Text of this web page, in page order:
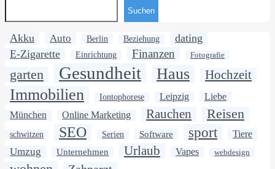
Suchen
Akku Auto Berlin Beziehung
dating
E-Zigarette
Einrichtung Finanzen Fotografie
garten Gesundheit Haus Hochzeit
Immobilien Iontophorese Leipzig Liebe
München Online Marketing Rauchen Reisen
schwitzen SEO Serien Software sport Tiere
Umzug Unternehmen Urlaub Vapes webdesign